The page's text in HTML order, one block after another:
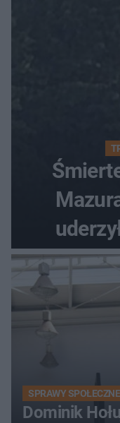
SPRAWY SPOŁECZNE
Dominik